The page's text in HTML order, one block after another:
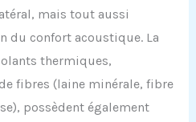
mais tout aussi
du confort acoustique. La
thermiques,
fibres (laine minérale, fibre
possèdent également